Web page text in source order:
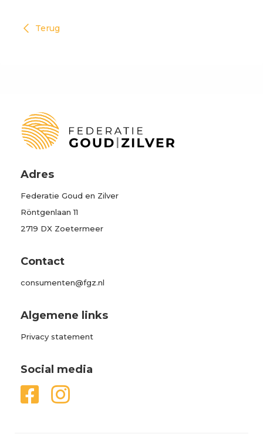
Terug
Adres
Federatie Goud en Zilver
Röntgenlaan 11
2719 DX Zoetermeer
Contact
consumenten@fgz.nl
Algemene links
Privacy statement
Social media
 